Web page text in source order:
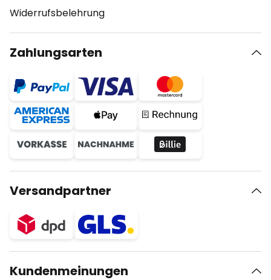
Widerrufsbelehrung
Zahlungsarten
Versandpartner
Kundenmeinungen